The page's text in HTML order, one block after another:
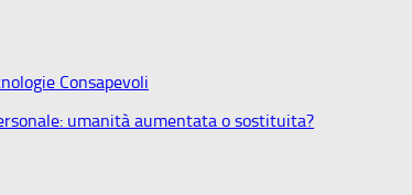
Consapevoli
umanità aumentata o sostituita?